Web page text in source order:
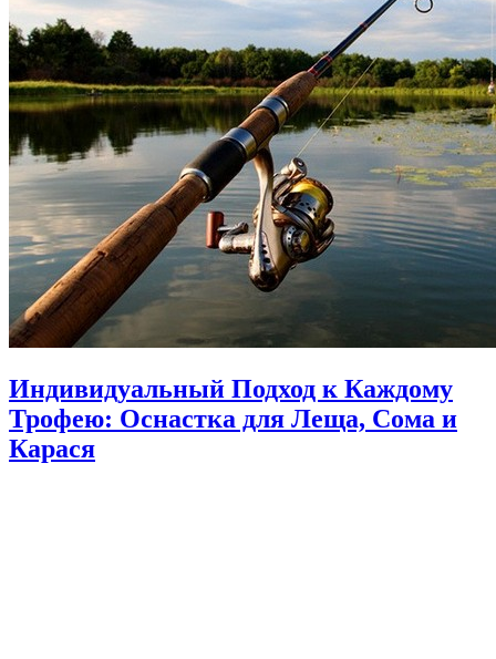
Индивидуальный Подход к Каждому
Трофею: Оснастка для Леща, Сома и
Карася